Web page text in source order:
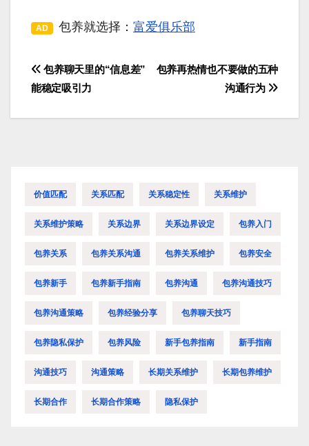
AD 包养就选择： 富爱俱乐部
文
导
包养再热情也不要做的五种
沟通行为
包养聊天里的“信息差”
能稳定吸引力
价值匹配 关系匹配 关系稳定性 关系维护
关系维护策略 关系边界 关系边界设定 包养入门
包养关系 包养关系沟通 包养关系维护 包养安全
包养新手 包养新手指南 包养沟通 包养沟通技巧
包养沟通策略 包养经验分享 包养聊天技巧
包养隐私保护 包养风险 新手包养指南 新手指南
沟通技巧 沟通策略 长期关系维护 长期包养维护
长期合作 长期合作策略 隐私保护